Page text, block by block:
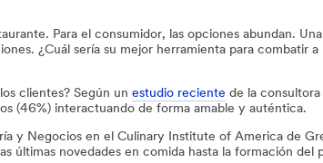
Para el consumidor, las opciones abundan.
¿Cuál sería su mejor herramienta para combatir
clientes? Según un estudio reciente de la
(46%) interactuando de forma amable y auténtica.
y Negocios en el Culinary Institute of America de
últimas novedades en comida hasta la formación